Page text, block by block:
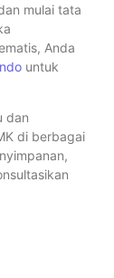
mulai tata
Anda
untuk
dan
di berbagai